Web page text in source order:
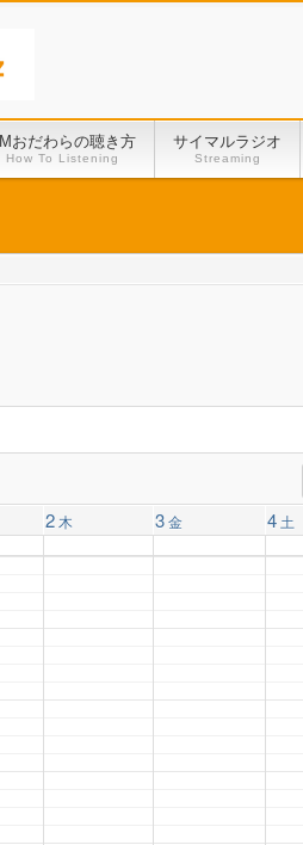
おだわらの聴き方
How To Listening
サイマルラジオ
Streaming
2 木 3 金 4 土